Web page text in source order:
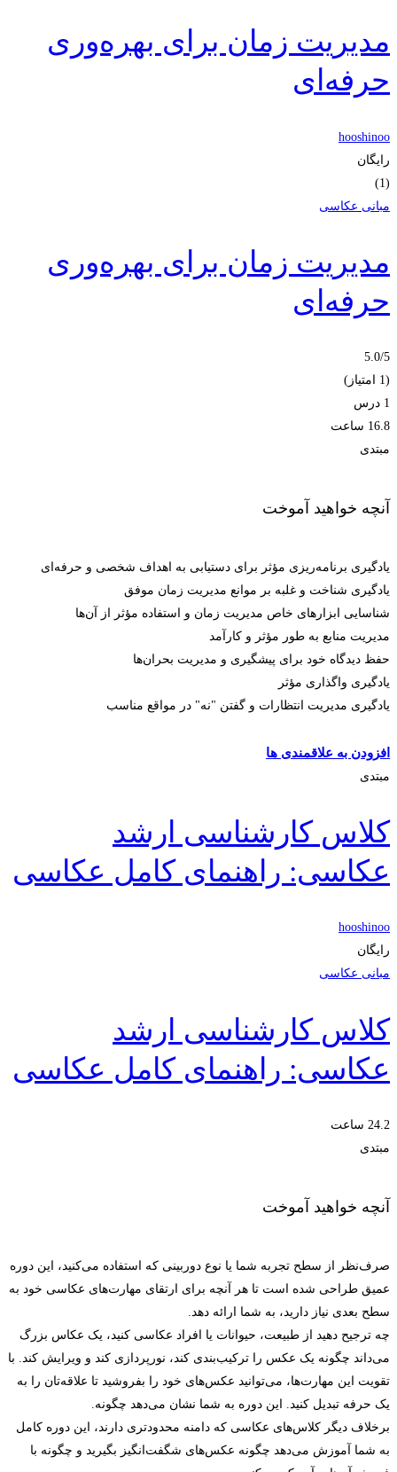
مدیریت زمان برای بهره‌وری
حرفه‌ای
hooshinoo
رایگان
(1)
مبانی عکاسی
مدیریت زمان برای بهره‌وری
حرفه‌ای
5.0/5
(1 امتیاز)
1 درس‌
16.8 ساعت
مبتدی
آنچه خواهید آموخت
یادگیری برنامه‌ریزی مؤثر برای دستیابی به اهداف شخصی و حرفه‌ای
یادگیری شناخت و غلبه بر موانع مدیریت زمان موفق
شناسایی ابزارهای خاص مدیریت زمان و استفاده مؤثر از آن‌ها
مدیریت منابع به طور مؤثر و کارآمد
حفظ دیدگاه خود برای پیشگیری و مدیریت بحران‌ها
یادگیری واگذاری مؤثر
یادگیری مدیریت انتظارات و گفتن "نه" در مواقع مناسب
افزودن به علاقمندی ها
مبتدی
کلاس کارشناسی ارشد
عکاسی: راهنمای کامل عکاسی
hooshinoo
رایگان
مبانی عکاسی
کلاس کارشناسی ارشد
عکاسی: راهنمای کامل عکاسی
24.2 ساعت
مبتدی
آنچه خواهید آموخت
صرف‌نظر از سطح تجربه شما یا نوع دوربینی که استفاده می‌کنید، این دوره
عمیق طراحی شده است تا هر آنچه برای ارتقای مهارت‌های عکاسی خود به
سطح بعدی نیاز دارید، به شما ارائه دهد.
چه ترجیح دهید از طبیعت، حیوانات یا افراد عکاسی کنید، یک عکاس بزرگ
می‌داند چگونه یک عکس را ترکیب‌بندی کند، نورپردازی کند و ویرایش کند. با
تقویت این مهارت‌ها، می‌توانید عکس‌های خود را بفروشید تا علاقه‌تان را به
یک حرفه تبدیل کنید. این دوره به شما نشان می‌دهد چگونه.
برخلاف دیگر کلاس‌های عکاسی که دامنه محدودتری دارند، این دوره کامل
به شما آموزش می‌دهد چگونه عکس‌های شگفت‌انگیز بگیرید و چگونه با